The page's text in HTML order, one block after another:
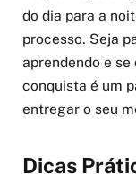
do dia para a
processo. Seja
aprendendo e se
conquista é um
entregar o seu
Dicas